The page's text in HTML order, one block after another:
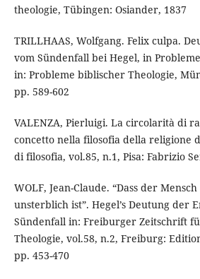
theologie, Tübingen: Osiander, 1837
TRILLHAAS, Wolfgang. Felix culpa.
vom Sündenfall bei Hegel, in
in: Probleme biblischer Theologie,
pp. 589-602
VALENZA, Pierluigi. La circolarità di
concetto nella filosofia della religione
di filosofia, vol.85, n.1, Pisa: Fabrizio
WOLF, Jean-Claude. “Dass der
unsterblich ist”. Hegel’s Deutung der
Sündenfall in: Freiburger Zeitschrift
Theologie, vol.58, n.2, Freiburg:
pp. 453-470